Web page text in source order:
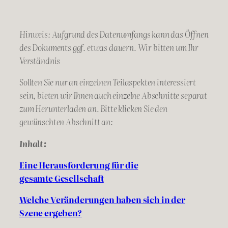
Hinweis: Aufgrund des Datenumfangs kann das Öffnen
des Dokuments ggf. etwas dauern. Wir bitten um Ihr
Verständnis
Sollten Sie nur an einzelnen Teilaspekten interessiert
sein, bieten wir Ihnen auch einzelne Abschnitte separat
zum Herunterladen an. Bitte klicken Sie den
gewünschten Abschnitt an:
Inhalt:
Eine Herausforderung für die
gesamteGesellschaft
Welche Veränderungen haben sich in der
Szene ergeben?